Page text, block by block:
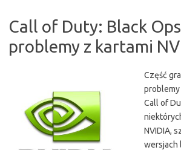
Call of Duty: Black
problemy z kartami
Część
problemy
Call of
NVIDIA,
wersjach